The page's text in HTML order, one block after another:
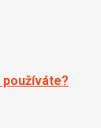
používáte?